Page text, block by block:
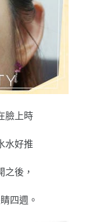
臉上時
水好推
之後，
四週。